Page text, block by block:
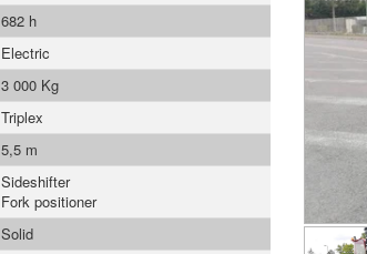
682 h
Electric
3 000 Kg
Triplex
5,5 m
Sideshifter
Fork positioner
Solid